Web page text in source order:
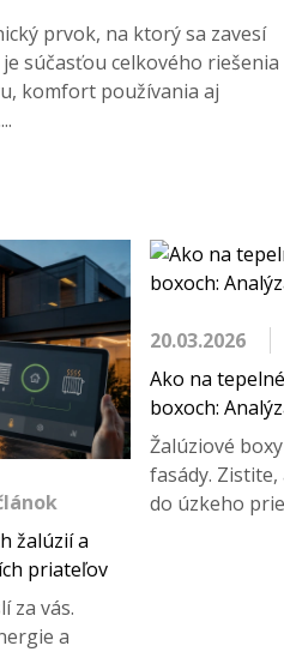
prvok, na ktorý sa zavesí
súčasťou celkového riešenia
komfort používania aj
žalúzií a
priateľov
za vás.
a
20.03.2026
Ako na
boxoch:
Žalúziové
fasády.
do úzkeho